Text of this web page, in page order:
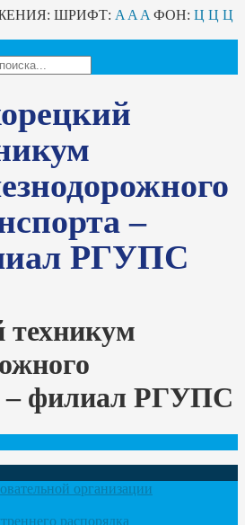
ШРИФТ: A A A ФОН: Ц Ц Ц
–
РГУПС
техникум
– филиал РГУПС
организации
распорядка